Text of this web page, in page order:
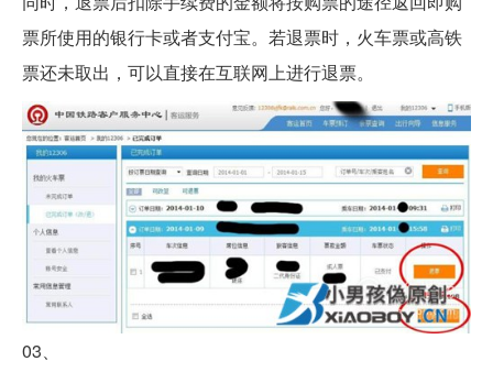
票所使用的银行卡或者支付宝。若退票时，火车票或高铁
票还未取出，可以直接在互联网上进行退票。
03、